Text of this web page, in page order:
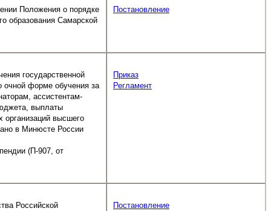
Положения о порядке
образования Самарской
Постановление
государственной
очной форме обучения за
ассистентам-
выплаты
организаций высшего
в Минюсте России
(П-907, от
Приказ
Регламент
Российской
Постановление